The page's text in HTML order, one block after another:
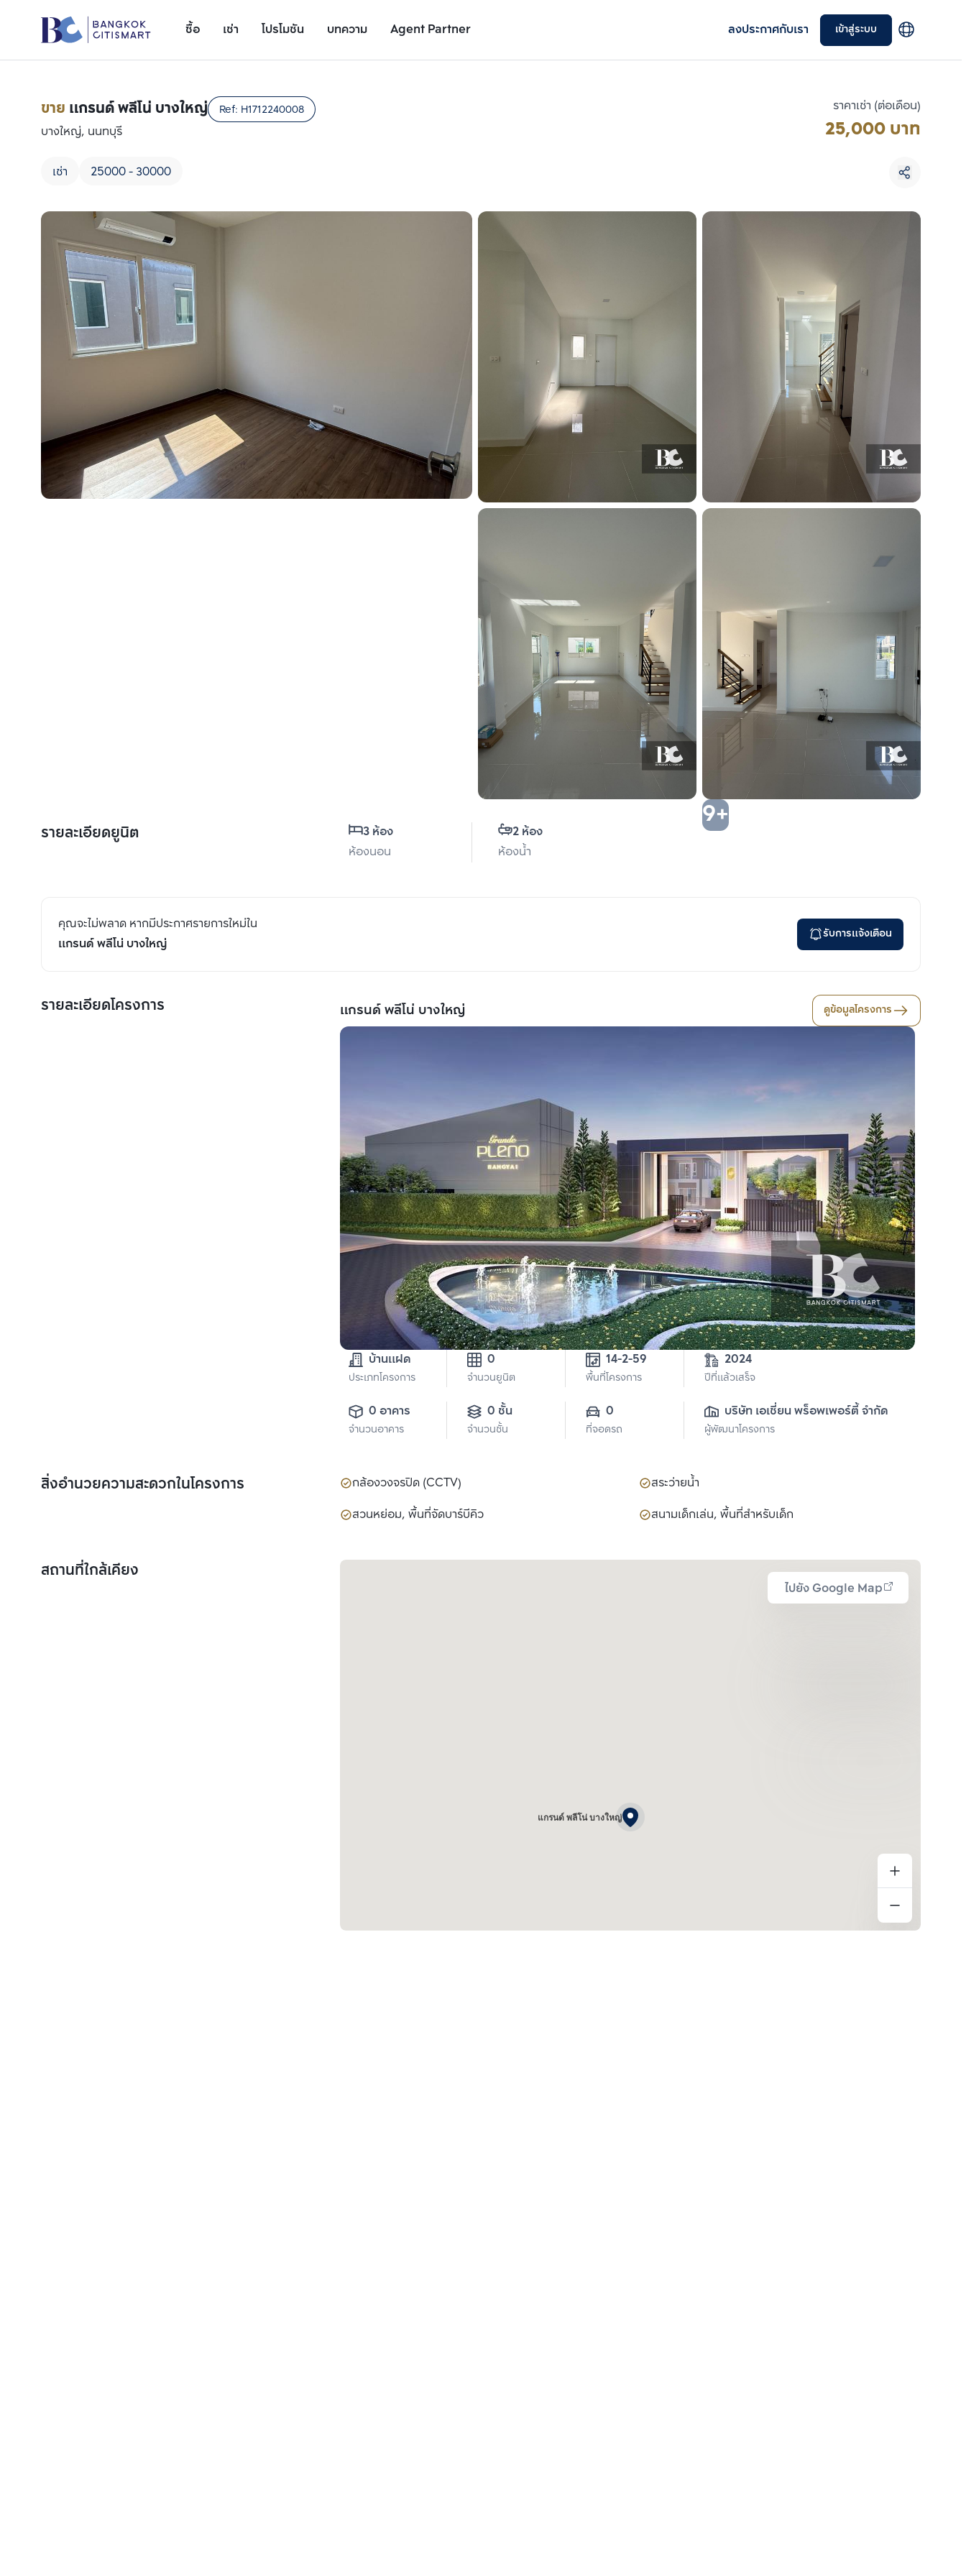
ซื้อ เช่า โปรโมชัน บทความ Agent Partner ลงประกาศกับเรา เข้าสู่ระบบ
รายละเอียดยูนิต
ขาย แกรนด์ พลีโน่ บางใหญ่ Ref: H1712240008
บางใหญ่, นนทบุรี
เช่า 25000 - 30000
ราคาเช่า (ต่อเดือน)
25,000 บาท
9+
รายละเอียดยูนิต
3 ห้อง
ห้องนอน
2 ห้อง
ห้องน้ำ
คุณจะไม่พลาด หากมีประกาศรายการใหม่ใน
แกรนด์ พลีโน่ บางใหญ่
รับการแจ้งเตือน
รายละเอียดโครงการ แกรนด์ พลีโน่ บางใหญ่ ดูข้อมูลโครงการ
บ้านแฝด
ประเภทโครงการ
0
จำนวนยูนิต
14-2-59
พื้นที่โครงการ
2024
ปีที่แล้วเสร็จ
0 อาคาร
จำนวนอาคาร
0 ชั้น
จำนวนชั้น
0
ที่จอดรถ
บริษัท เอเชี่ยน พร็อพเพอร์ตี้ จำกัด
ผู้พัฒนาโครงการ
สิ่งอำนวยความสะดวกในโครงการ กล้องวงจรปิด (CCTV)
สระว่ายน้ำ
สวนหย่อม, พื้นที่จัดบาร์บีคิว
สนามเด็กเล่น, พื้นที่สำหรับเด็ก
สถานที่ใกล้เคียง
ไปยัง Google Map
แกรนด์ พลีโน่ บางใหญ่
เพิ่มยูนิตเปรียบเทียบ
รายการที่ 1
เลือกยูนิตเพื่อเปรียบเทียบ